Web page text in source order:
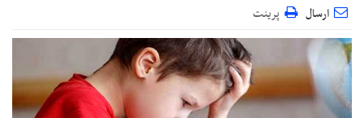
ارسال پرینت